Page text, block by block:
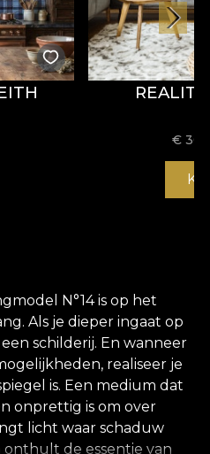
€
N°14 is op het
Als je dieper ingaat op
schilderij. En wanneer
realiseer je
is. Een medium dat
onprettig is om over
licht waar schaduw
de essentie van